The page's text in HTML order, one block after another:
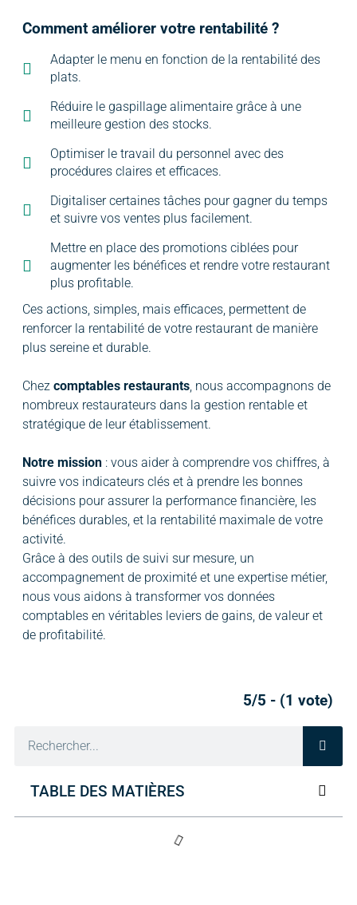
TABLE DES MATIÈRES
Comment améliorer votre rentabilité ?
Adapter le menu en fonction de la rentabilité des
plats.
Réduire le gaspillage alimentaire grâce à une
meilleure gestion des stocks.
Optimiser le travail du personnel avec des
procédures claires et efficaces.
Digitaliser certaines tâches pour gagner du temps
et suivre vos ventes plus facilement.
Mettre en place des promotions ciblées pour
augmenter les bénéfices et rendre votre restaurant
plus profitable.
Ces actions, simples, mais efficaces, permettent de
renforcer la rentabilité de votre restaurant de manière
plus sereine et durable.
Chez comptables restaurants , nous accompagnons de
nombreux restaurateurs dans la gestion rentable et
stratégique de leur établissement.
Notre mission : vous aider à comprendre vos chiffres, à
suivre vos indicateurs clés et à prendre les bonnes
décisions pour assurer la performance financière, les
bénéfices durables, et la rentabilité maximale de votre
activité.
Grâce à des outils de suivi sur mesure, un
accompagnement de proximité et une expertise métier,
nous vous aidons à transformer vos données
comptables en véritables leviers de gains, de valeur et
de profitabilité.
5/5 - (1 vote)